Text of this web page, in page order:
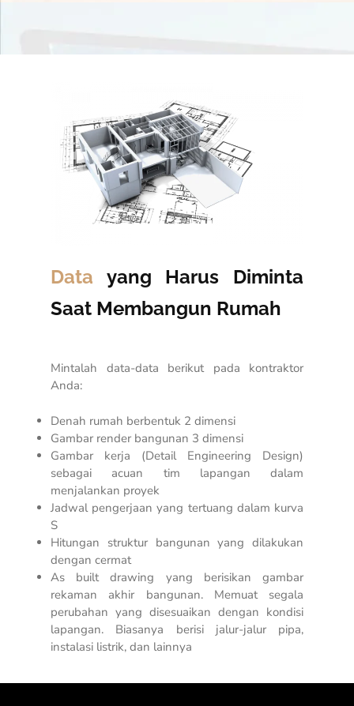
Data yang Harus Diminta
Saat Membangun Rumah
Mintalah data-data berikut pada kontraktor
Anda:
Denah rumah berbentuk 2 dimensi
Gambar render bangunan 3 dimensi
Gambar kerja (Detail Engineering Design)
sebagai acuan tim lapangan dalam
menjalankan proyek
Jadwal pengerjaan yang tertuang dalam kurva
S
Hitungan struktur bangunan yang dilakukan
dengan cermat
As built drawing yang berisikan gambar
rekaman akhir bangunan. Memuat segala
perubahan yang disesuaikan dengan kondisi
lapangan. Biasanya berisi jalur-jalur pipa,
instalasi listrik, dan lainnya